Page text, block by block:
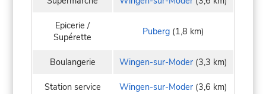
Epicerie /
Supérette
Puberg (1,8 km)
Boulangerie Wingen-sur-Moder (3,3 km)
Station service Wingen-sur-Moder (3,6 km)